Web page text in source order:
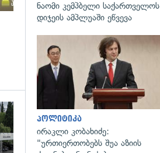
ნაომი კემპბელი საქართველოს
დიჯეის ამპლუაში ეწვევა
პოლიტიკა
ირაკლი კობახიძე:
"ურთიერთობებს შუა აზიის